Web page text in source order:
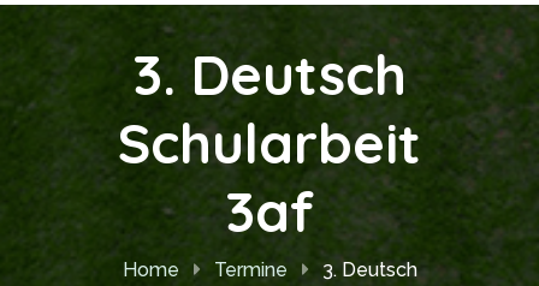
3. Deutsch
Schularbeit
3af
Home Termine
3. Deutsch